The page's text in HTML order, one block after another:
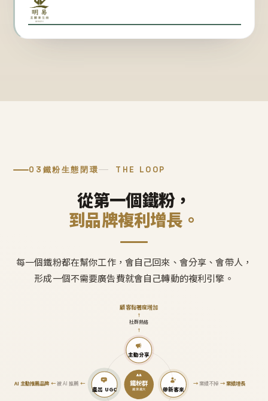
03 鐵粉生態閉環 THE LOOP
從第一個鐵粉，
到品牌複利增長。
每一個鐵粉都在幫你工作，會自己回來、會分享、會帶人，
形成一個不需要廣告費就會自己轉動的複利引擎。
鐵粉群
越滾越大
主動分享
↑
社群熱絡
↑
顧客黏著度增加
帶新客來
→業績不掉 →業績增長
產出 UGC
AI 主動推薦品牌←被 AI 推薦 ←